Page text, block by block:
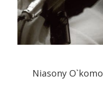
Niasony O`komo